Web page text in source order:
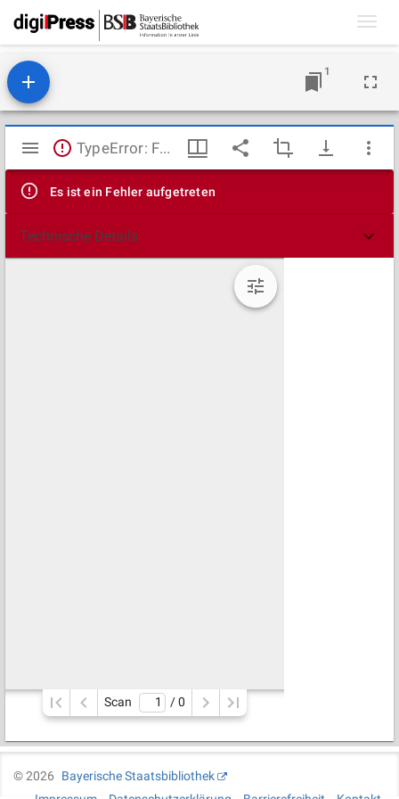
1
Mirador
Viewer
TypeError: Failed to fetch
Es ist ein Fehler aufgetreten
Technische Details
Scan / 0
©2026
Bayerische Staatsbibliothek